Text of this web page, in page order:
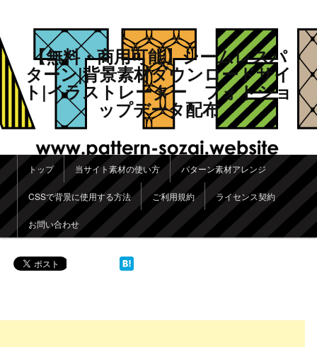
【無料・商用可能】シームレスパ
ターン|背景素材ダウンロードサイ
ト|イラストレーター フォトショ
ップデータ配布
メインメニュー
メインコンテンツへ移動
サブコンテンツへ移動
トップ 当サイト素材の使い方 パターン素材アレンジ
CSSで背景に使用する方法 ご利用規約 ライセンス契約
お問い合わせ